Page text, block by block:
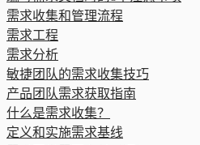
需求收集和管理流程
需求工程
需求分析
敏捷团队的需求收集技巧
产品团队需求获取指南
什么是需求收集？
定义和实施需求基线